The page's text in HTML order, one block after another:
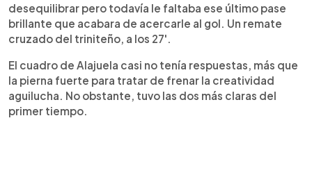
desequilibrar pero todavía le faltaba ese último pase
brillante que acabara de acercarle al gol. Un remate
cruzado del triniteño, a los 27'.
El cuadro de Alajuela casi no tenía respuestas, más que
la pierna fuerte para tratar de frenar la creatividad
aguilucha. No obstante, tuvo las dos más claras del
primer tiempo.